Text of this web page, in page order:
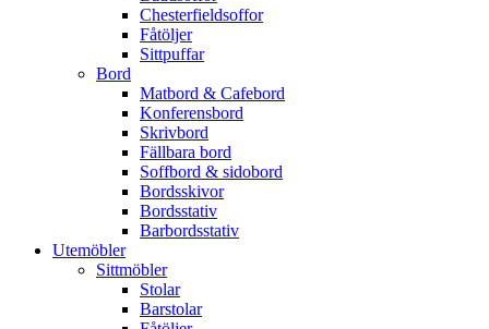
Chesterfieldsoffor
Fåtöljer
Sittpuffar
Bord
Matbord & Cafebord
Konferensbord
Skrivbord
Fällbara bord
Soffbord & sidobord
Bordsskivor
Bordsstativ
Barbordsstativ
Utemöbler
Sittmöbler
Stolar
Barstolar